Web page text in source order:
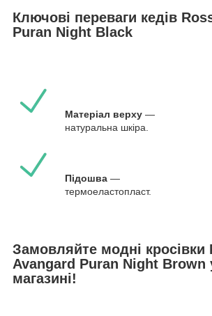
Ключові переваги кедів
Puran Night Black
Матеріал верху —
натуральна шкіра.
Підошва —
термоеластопласт.
Замовляйте модні кросівки
Avangard Puran Night
магазині!